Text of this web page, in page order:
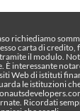
richiediamo
carta di credito,
il modulo.
È interessante
Web di istituti
le istituzioni
Ricordati